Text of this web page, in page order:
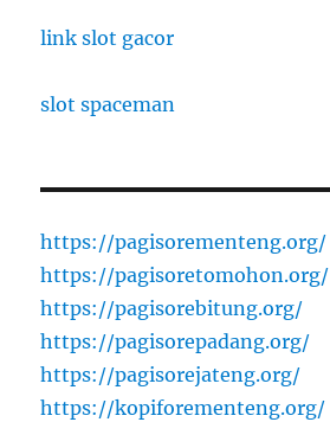
link slot gacor
slot spaceman
https://pagisorementeng.org/
https://pagisoretomohon.org/
https://pagisorebitung.org/
https://pagisorepadang.org/
https://pagisorejateng.org/
https://kopiforementeng.org/